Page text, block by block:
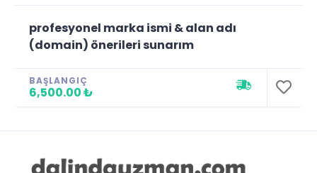
profesyonel marka ismi & alan adı
(domain) önerileri sunarım
BAŞLANGIÇ
6,500.00 ₺